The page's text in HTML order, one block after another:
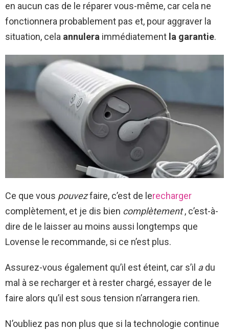
en aucun cas de le réparer vous-même, car cela ne
fonctionnera probablement pas et, pour aggraver la
situation, cela annulera immédiatement la garantie.
Ce que vous pouvezfaire, c’est de lerecharger
complètement, et je dis bien complètement, c’est-à-
dire de le laisser au moins aussi longtemps que
Lovense le recommande, si ce n’est plus.
Assurez-vous également qu’il est éteint, car s’il adu
mal à se recharger et à rester chargé, essayer de le
faire alors qu’il est sous tension n’arrangera rien.
N’oubliez pas non plus que si la technologie continue